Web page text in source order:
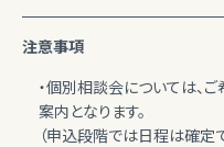
注意事項
・個別相談会については、
案内となります。
（申込段階では日程は確定